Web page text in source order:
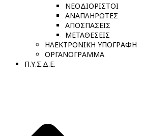
ΝΕΟΔΙΟΡΙΣΤΟΙ
ΑΝΑΠΛΗΡΩΤΕΣ
ΑΠΟΣΠΑΣΕΙΣ
ΜΕΤΑΘΕΣΕΙΣ
ΗΛΕΚΤΡΟΝΙΚΗ ΥΠΟΓΡΑΦΗ
ΟΡΓΑΝΟΓΡΑΜΜΑ
Π.Υ.Σ.Δ.Ε.